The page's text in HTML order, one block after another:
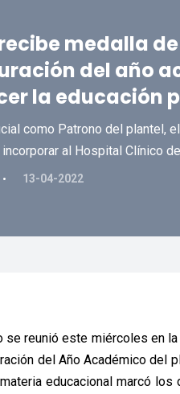
medalla
del año
la educación
como Patrono del plantel,
al Hospital Clínico
13-04-2022
reunió este miércoles en
del Año Académico del
educacional marcó